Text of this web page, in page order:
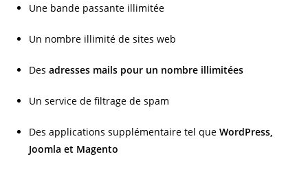
Une bande passante illimitée
Un nombre illimité de sites web
Desadresses mails pour un nombre illimitées
Un service de filtrage de spam
Des applications supplémentaire tel queWordPress,
Joomla et Magento